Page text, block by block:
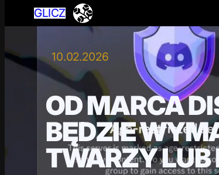
GLICZ
10.02.2026
OD MARCA
BĘDZIE
TWARZY LUB